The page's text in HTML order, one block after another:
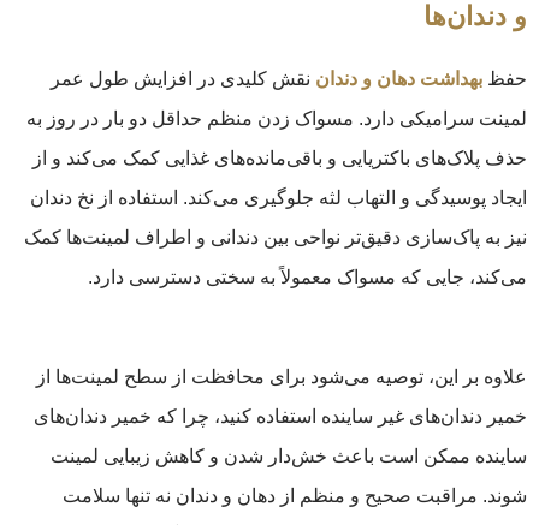
و دندان‌ها
حفظ بهداشت دهان و دندان نقش کلیدی در افزایش طول عمر
لمینت‌ سرامیکی دارد. مسواک زدن منظم حداقل دو بار در روز به
حذف پلاک‌های باکتریایی و باقی‌مانده‌های غذایی کمک می‌کند و از
ایجاد پوسیدگی و التهاب لثه جلوگیری می‌کند. استفاده از نخ دندان
نیز به پاک‌سازی دقیق‌تر نواحی بین دندانی و اطراف لمینت‌ها کمک
می‌کند، جایی که مسواک معمولاً به سختی دسترسی دارد.
علاوه بر این، توصیه می‌شود برای محافظت از سطح لمینت‌ها از
خمیر دندان‌های غیر ساینده استفاده کنید، چرا که خمیر دندان‌های
ساینده ممکن است باعث خش‌دار شدن و کاهش زیبایی لمینت
شوند. مراقبت صحیح و منظم از دهان و دندان نه تنها سلامت